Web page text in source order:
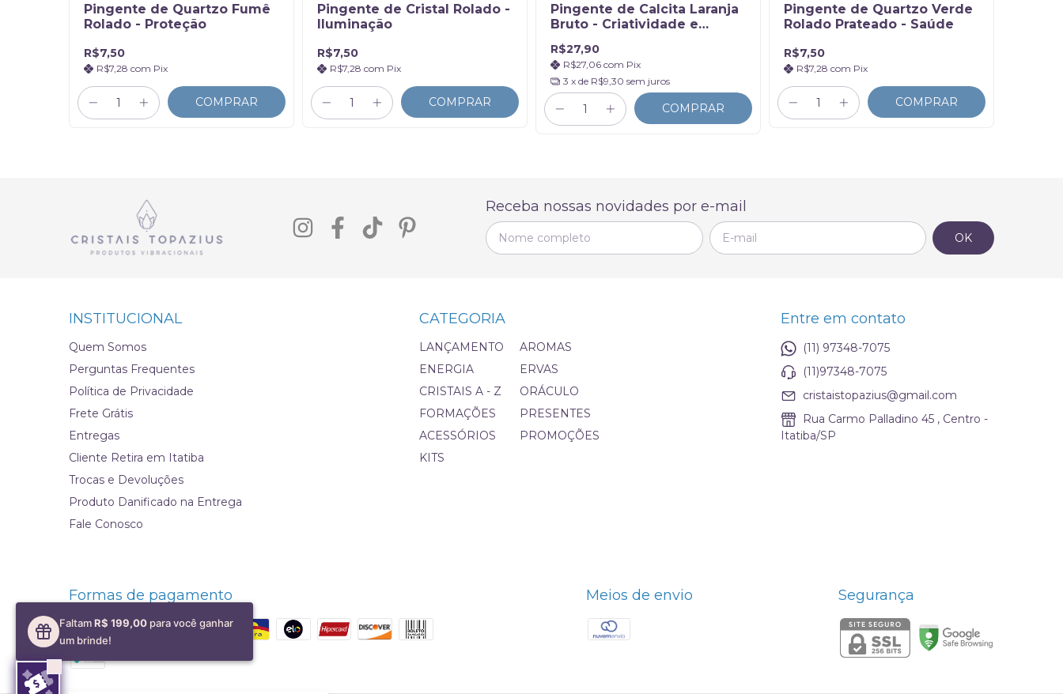
FaltamR$ 199,00 para você ganhar
um brinde!
Pingente de Quartzo Fumê
Rolado - Proteção
R$7,50
R$7,28 com Pix
COMPRAR
Pingente de Cristal Rolado -
Iluminação
R$7,50
R$7,28 com Pix
COMPRAR
Pingente de Calcita Laranja
Bruto - Criatividade e
R$27,90
R$27,06 com Pix
3 x de R$9,30 sem juros
COMPRAR
Pingente de Quartzo Verde
Rolado Prateado - Saúde
R$7,50
R$7,28 com Pix
COMPRAR
Receba nossas novidades por e-mail
INSTITUCIONAL
Quem Somos
Perguntas Frequentes
Política de Privacidade
Frete Grátis
Entregas
Cliente Retira em Itatiba
Trocas e Devoluções
Produto Danificado na Entrega
Fale Conosco
CATEGORIA
LANÇAMENTO
ENERGIA
CRISTAIS A - Z
FORMAÇÕES
ACESSÓRIOS
KITS
AROMAS
ERVAS
ORÁCULO
PRESENTES
PROMOÇÕES
Entre em contato
(11) 97348-7075
(11)97348-7075
cristaistopazius@gmail.com
Rua Carmo Palladino 45 , Centro -
Itatiba/SP
Formas de pagamento Meios de envio Segurança